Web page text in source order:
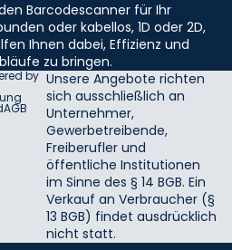
Barcodescanner für Ihr
oder kabellos, 1D oder 2D,
Ihnen dabei, Effizienz und
zu bringen.
by
AGB
Unsere Angebote richten
sich ausschließlich an
Unternehmer,
Gewerbetreibende,
Freiberufler und
öffentliche Institutionen
im Sinne des § 14 BGB. Ein
Verkauf an Verbraucher (§
13 BGB) findet ausdrücklich
nicht statt.